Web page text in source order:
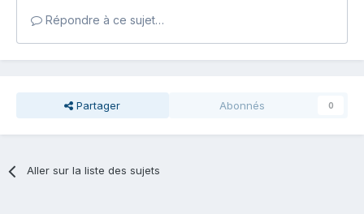
Répondre à ce sujet…
Partager Abonnés 0
Aller sur la liste des sujets